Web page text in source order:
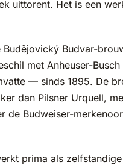
uittorent. Het is een
Budějovický Budvar-
met Anheuser-
— sinds 1895. De
dan Pilsner Urquell,
de Budweiser-
prima als